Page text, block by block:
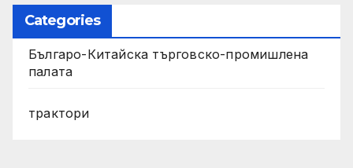
Categories
Българо-Китайска търговско-промишлена
палата
трактори